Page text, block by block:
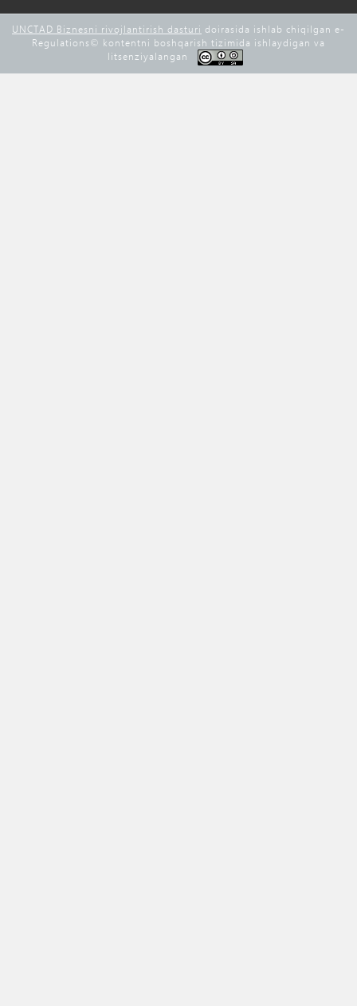
UNCTAD Biznesni rivojlantirish dasturi doirasida ishlab chiqilgan e-
Regulations©️ kontentni boshqarish tizimida ishlaydigan va
litsenziyalangan